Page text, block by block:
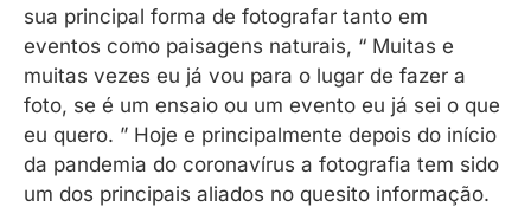
sua principal forma de fotografar tanto em
eventos como paisagens naturais, “ Muitas e
muitas vezes eu já vou para o lugar de fazer a
foto, se é um ensaio ou um evento eu já sei o que
eu quero. ” Hoje e principalmente depois do início
da pandemia do coronavírus a fotografia tem sido
um dos principais aliados no quesito informação.